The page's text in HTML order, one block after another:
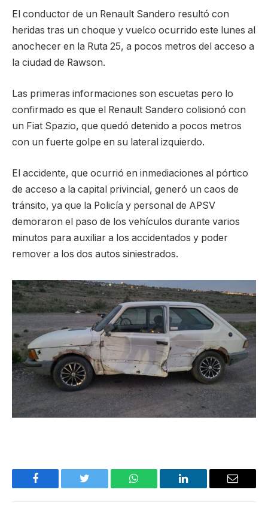
El conductor de un Renault Sandero resultó con
heridas tras un choque y vuelco ocurrido este lunes al
anochecer en la Ruta 25, a pocos metros del acceso a
la ciudad de Rawson.
Las primeras informaciones son escuetas pero lo
confirmado es que el Renault Sandero colisionó con
un Fiat Spazio, que quedó detenido a pocos metros
con un fuerte golpe en su lateral izquierdo.
El accidente, que ocurrió en inmediaciones al pórtico
de acceso a la capital privincial, generó un caos de
tránsito, ya que la Policía y personal de APSV
demoraron el paso de los vehículos durante varios
minutos para auxiliar a los accidentados y poder
remover a los dos autos siniestrados.
Facebook Twitter WhatsApp LinkedIn Email